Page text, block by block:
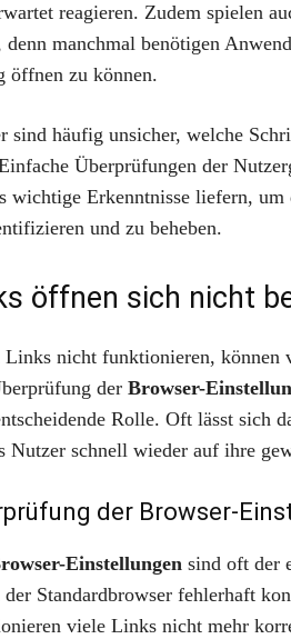
reagieren. Zudem spielen
denn manchmal benötigen
öffnen zu können.
sind häufig unsicher, welche
Überprüfungen der
wichtige Erkenntnisse liefern, um
und zu beheben.
öffnen sich nicht
Links nicht funktionieren, können
der Browser-
Rolle. Oft lässt sich
Nutzer schnell wieder auf ihre
der Browser-
Einstellungensind oft der
der Standardbrowser fehlerhaft
viele Links nicht mehr